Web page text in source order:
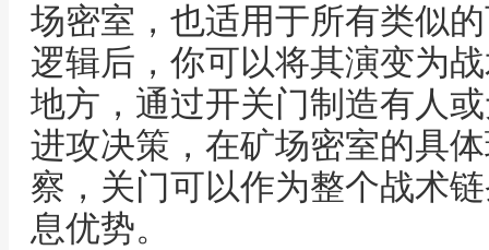
场密室，也适用于所有类似
逻辑后，你可以将其演变为
地方，通过开关门制造有人
进攻决策，在矿场密室的具
察，关门可以作为整个战术
息优势。